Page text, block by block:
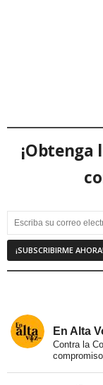
En Alta
Contra la